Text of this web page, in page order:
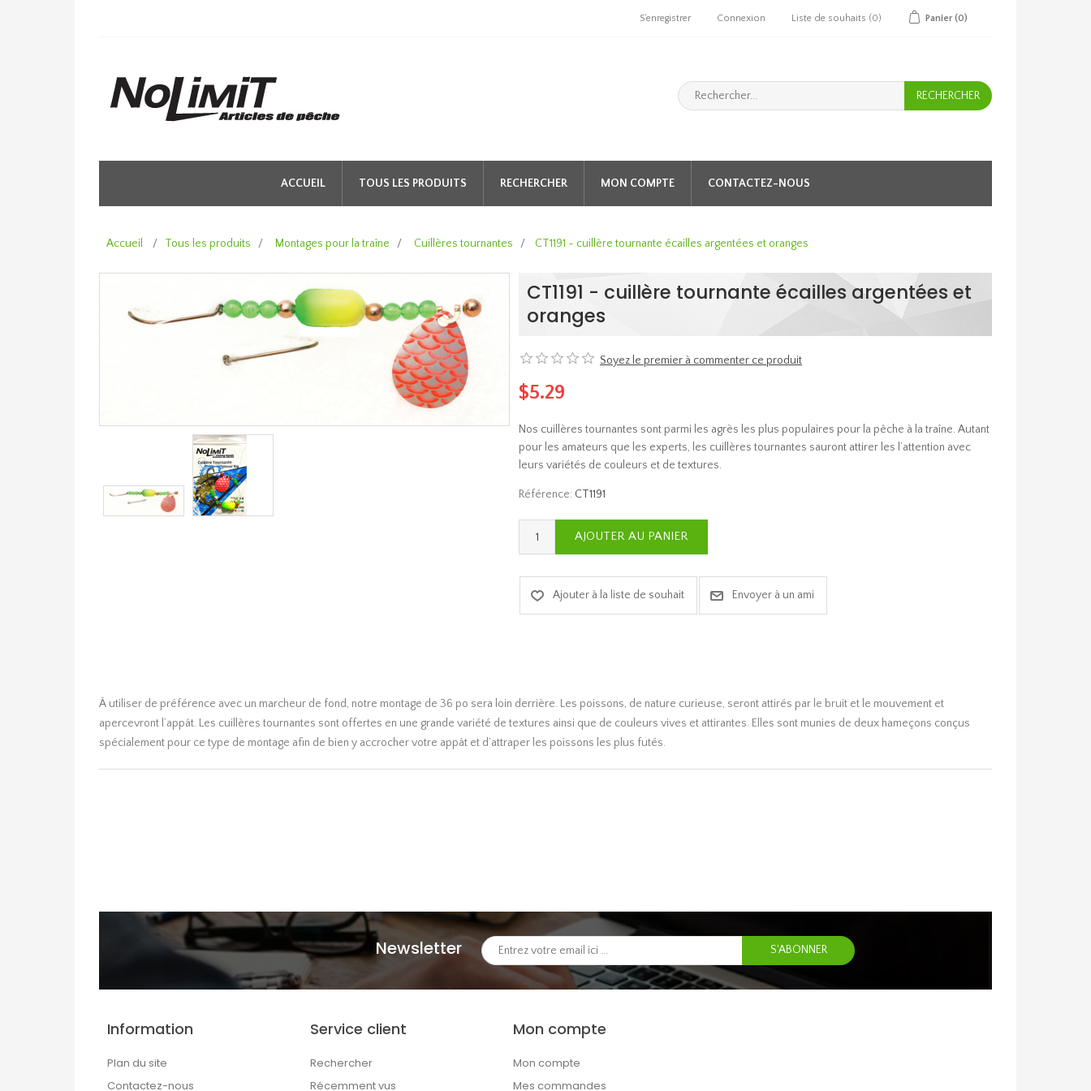
S'enregistrer Connexion Liste de souhaits (0) Panier (0)
ACCUEIL TOUS LES PRODUITS RECHERCHER MON COMPTE CONTACTEZ-NOUS
Accueil / Tous les produits / Montages pour la traîne / Cuillères tournantes / CT1191 - cuillère tournante écailles argentées et oranges
CT1191 - cuillère tournante écailles argentées et
oranges
Soyez le premier à commenter ce produit
$5.29
Nos cuillères tournantes sont parmi les agrès les plus populaires pour la pêche à la traîne. Autant
pour les amateurs que les experts, les cuillères tournantes sauront attirer les l’attention avec
leurs variétés de couleurs et de textures.
Référence: CT1191
À utiliser de préférence avec un marcheur de fond, notre montage de 36 po sera loin derrière. Les poissons, de nature curieuse, seront attirés par le bruit et le mouvement et
apercevront l’appât. Les cuillères tournantes sont offertes en une grande variété de textures ainsi que de couleurs vives et attirantes. Elles sont munies de deux hameçons conçus
spécialement pour ce type de montage afin de bien y accrocher votre appât et d’attraper les poissons les plus futés.
Newsletter
Information
Plan du site
Contactez-nous
Service client
Rechercher
Récemment vus
Mon compte
Mon compte
Mes commandes